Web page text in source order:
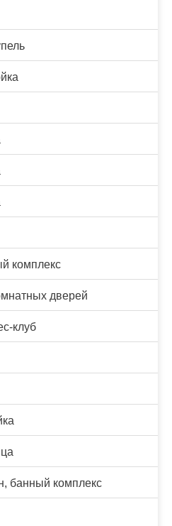
комплекс
дверей
клуб
банный комплекс